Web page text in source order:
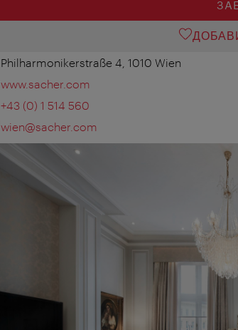
Philharmonikerstraße 4, 1010 Wien
www.sacher.com
+43 (0) 1 514 560
wien@sacher.com